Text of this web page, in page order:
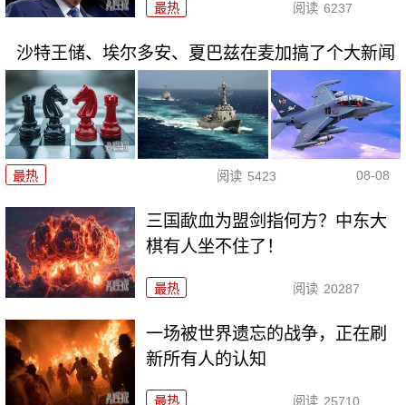
最热 阅读 6237
沙特王储、埃尔多安、夏巴兹在麦加搞了个大新闻
最热 阅读 5423 08-08
三国歃血为盟剑指何方？中东大
棋有人坐不住了！
最热 阅读 20287
一场被世界遗忘的战争，正在刷
新所有人的认知
最热 阅读 25710